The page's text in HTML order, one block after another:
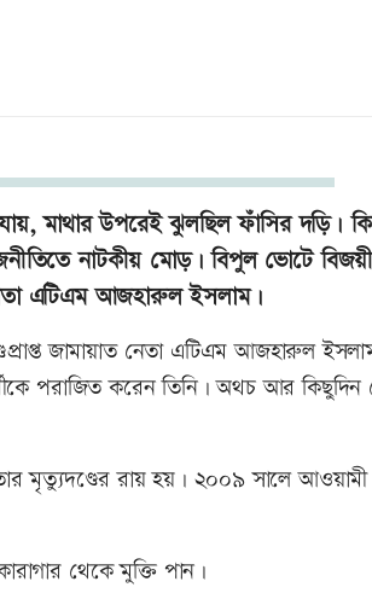
মাথার উপরেই ঝুলছিল ফাঁসির দড়ি।
নাটকীয় মোড়। বিপুল ভোটে
এটিএম আজহারুল ইসলাম।
জামায়াত নেতা এটিএম আজহারুল
পরাজিত করেন তিনি। অথচ আর
মৃত্যুদণ্ডের রায় হয়। ২০০৯ সালে আওয়ামী
থেকে মুক্তি পান।